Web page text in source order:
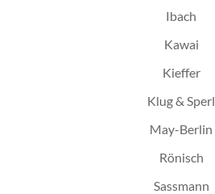
Ibach
Kawai
Kieffer
Klug & Sperl
May-Berlin
Rönisch
Sassmann